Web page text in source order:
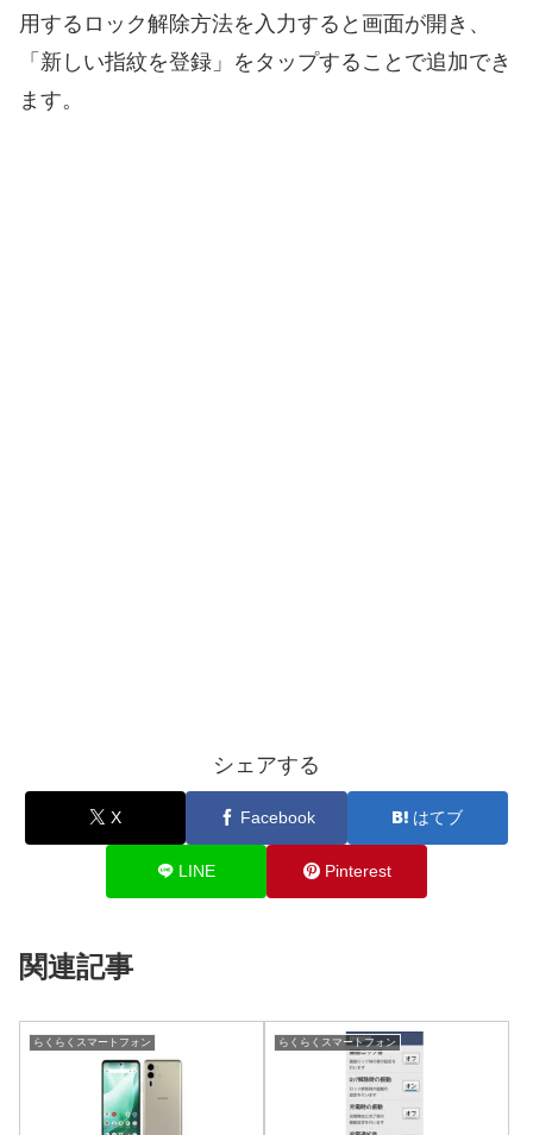
用するロック解除方法を入力すると画面が開き、
「新しい指紋を登録」をタップすることで追加でき
ます。
シェアする
X Facebook はてブ
LINE Pinterest
関連記事
らくらくスマートフォン らくらくスマートフォン